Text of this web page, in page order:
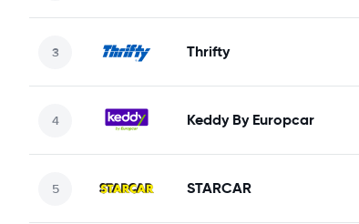
Thrifty
Keddy By Europcar
STARCAR